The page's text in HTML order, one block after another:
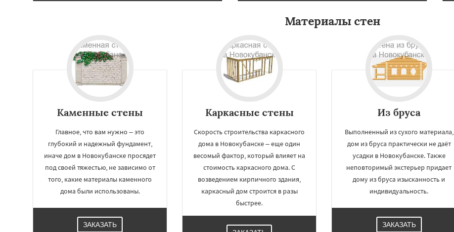
Материалы стен
Каменные стены
Главное, что вам нужно – это
глубокий и надежный фундамент,
иначе дом в Новокубанске просядет
под своей тяжестью, не зависимо от
того, какие материалы каменного
дома были использованы.
ЗАКАЗАТЬ
Каркасные стены
Скорость строительства каркасного
дома в Новокубанске – еще один
весомый фактор, который влияет на
стоимость каркасного дома. С
возведением кирпичного здания,
каркасный дом строится в разы
быстрее.
Из бруса
Выполненный из сухого материала,
дом из бруса практически не даёт
усадки в Новокубанске. Также
неповторимый экстерьер придает
дому из бруса изысканность и
индивидуальность.
ЗАКАЗАТЬ